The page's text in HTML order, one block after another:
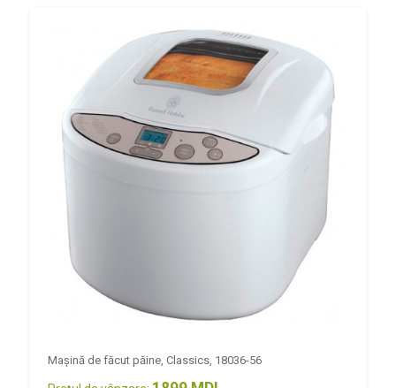
Mașină de făcut păine, Classics, 18036-56